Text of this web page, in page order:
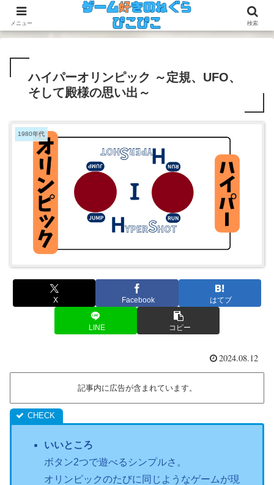
今のゲームも昔のゲームも面白い！
ハイパーオリンピック ～定規、UFO、
そして殿様の思い出～
1980年代
X Facebook はてブ
LINE コピー
2024.08.12
記事内に広告が含まれています。
いいところ
ボタン2つで遊べるシンプルさ。
オリンピックのたびに同じようなゲームが現
メニュー 検索